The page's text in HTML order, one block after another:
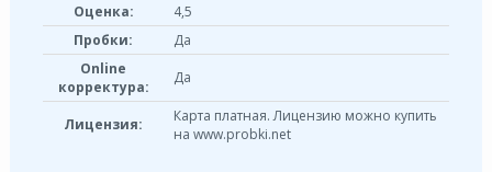
Оценка:
4,5
Пробки:
Да
Online
корректура:
Да
Лицензия:
Карта платная. Лицензию можно купить
на www.probki.net